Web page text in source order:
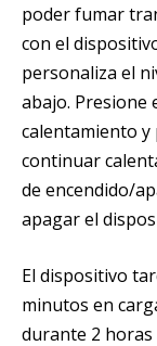
poder fumar
con el
personaliza el
abajo. Presione
calentamiento
continuar
de encendido/
apagar el
El dispositivo
minutos en
durante 2